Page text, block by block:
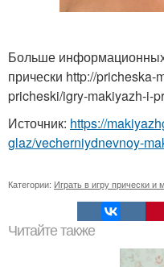
Больше
прически http://
pricheski/igry-makiyazh-i-
Источник: https://
glaz/vecherniydnevnoy-
Категории: Играть в игру прически и
Читайте также